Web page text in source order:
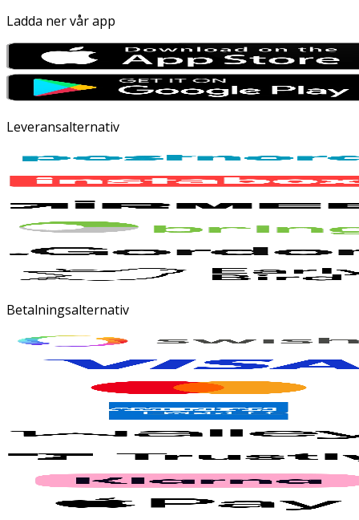
Ladda ner vår app
Leveransalternativ
Betalningsalternativ